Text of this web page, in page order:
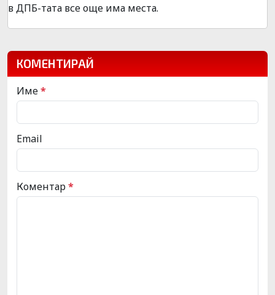
в ДПБ-тата все още има места.
КОМЕНТИРАЙ
Име*
Email
Коментар*